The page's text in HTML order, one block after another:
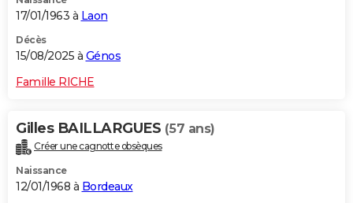
Destinations
City break
Voyage nature
Voyage de noces
Forum
Climat
+PHOTO
GUIDES D'ACHAT
Carte de Noël
Carte Bonne année
Carte Saint-Valentin
Carte Pâques
Carte d'anniversaire
DICTIONNAIRE
Dictionnaire
Biographies
Citations
Expressions
Proverbes
PROGRAMME TV
17/01/1963 à Laon
Décès
15/08/2025 à Génos
Famille RICHE
Gilles BAILLARGUES (57 ans)
Créer une cagnotte obsèques
Naissance
12/01/1968 à Bordeaux